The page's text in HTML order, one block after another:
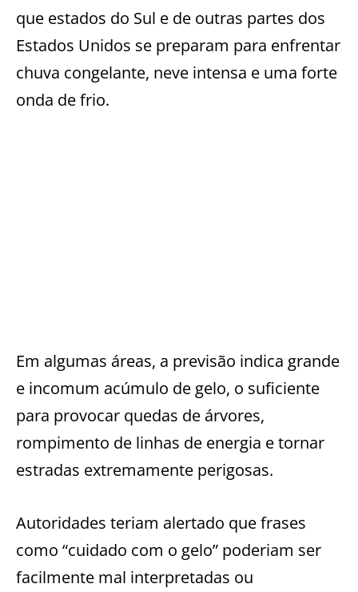
que estados do Sul e de outras partes dos
Estados Unidos se preparam para enfrentar
chuva congelante, neve intensa e uma forte
onda de frio.
Em algumas áreas, a previsão indica grande
e incomum acúmulo de gelo, o suficiente
para provocar quedas de árvores,
rompimento de linhas de energia e tornar
estradas extremamente perigosas.
Autoridades teriam alertado que frases
como “cuidado com o gelo” poderiam ser
facilmente mal interpretadas ou